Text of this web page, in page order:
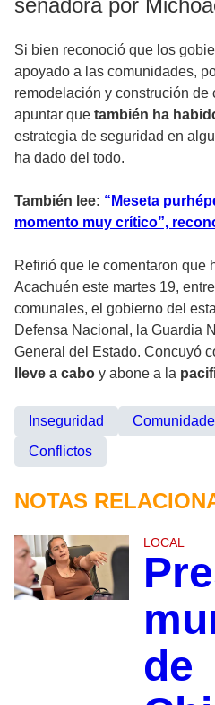
senadora por
Si bien reconoció que los
apoyado a las comunidades,
remodelación y construción de
apuntar que también ha
estrategia de seguridad en
ha dado del todo.
También lee: “Meseta
momento muy crítico”,
Refirió que le comentaron que
Acachuén este martes 19,
comunales, el gobierno del
Defensa Nacional, la Guardia
General del Estado. Concuyó
lleve a cabo y abone a la
Inseguridad
Conflictos
NOTAS
LOCAL
de